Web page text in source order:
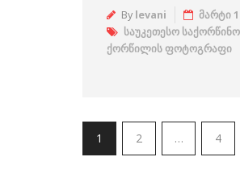
By levani მარტი
საუკეთესო
ქორწილის ფოტოგრაფი
1 2 … 4